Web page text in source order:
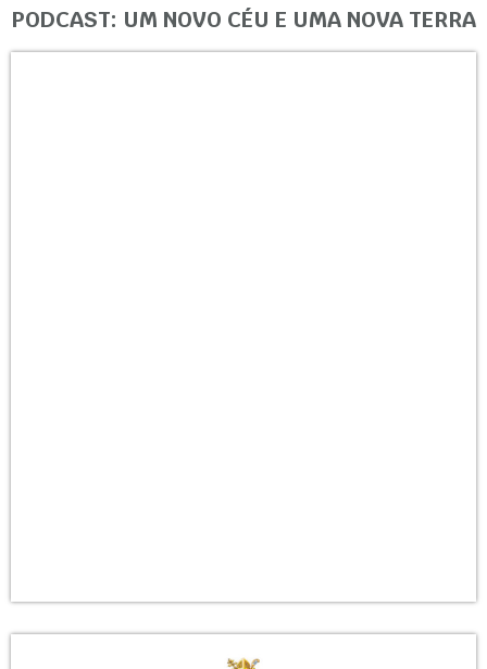
PODCAST: UM NOVO CÉU E UMA NOVA TERRA